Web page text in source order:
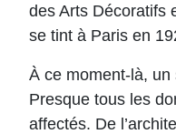
des Arts Décoratifs
se tint à Paris en
À ce moment-là,
Presque tous les
affectés. De